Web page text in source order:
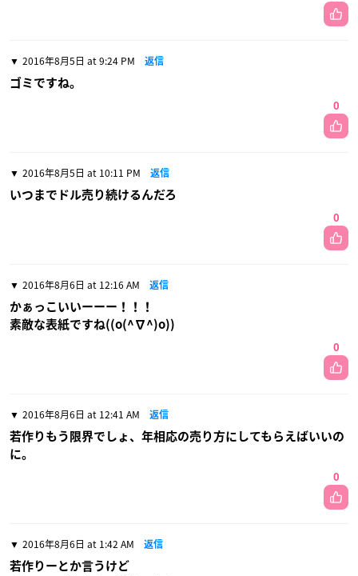
2016年8月5日 at 9:24 PM 返信
ゴミですね。
0
2016年8月5日 at 10:11 PM 返信
いつまでドル売り続けるんだろ
0
2016年8月6日 at 12:16 AM 返信
かぁっこいいーーー！！！
素敵な表紙ですね((o(^∇^)o))
0
2016年8月6日 at 12:41 AM 返信
若作りもう限界でしょ、年相応の売り方にしてもらえばいいの
に。
0
2016年8月6日 at 1:42 AM 返信
若作りーとか言うけど